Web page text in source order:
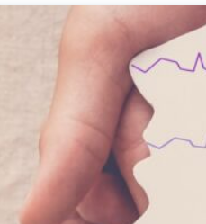
διάρκειά τους είναι
να δημιουργείται ανησυχία
μέλη της οικογένειας.